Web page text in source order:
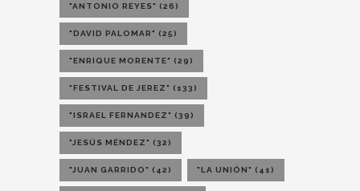
"ANTONIO REYES" (26)
"DAVID PALOMAR" (25)
"ENRIQUE MORENTE" (29)
"FESTIVAL DE JEREZ" (133)
"ISRAEL FERNANDEZ" (39)
"JESÚS MÉNDEZ" (32)
"JUAN GARRIDO" (42) "LA UNIÓN" (41)